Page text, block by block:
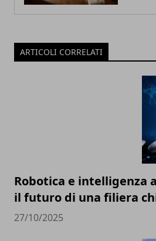
ARTICOLI CORRELATI
Robotica e intelligenza
il futuro di una filiera
27/10/2025